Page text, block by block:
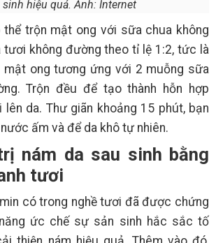
sinh hiệu quả. Ảnh: Internet
thể trộn mật ong với sữa chua không
không đường theo tỉ lệ 1:2, tức là
mật ong tương ứng với 2 muỗng sữa
Trộn đều để tạo thành hỗn hợp
da. Thư giãn khoảng 15 phút, bạn
ấm và để da khô tự nhiên.
nám da sau sinh bằng
tươi
có trong nghề tươi đã được chứng
ức chế sự sản sinh hắc sắc tố